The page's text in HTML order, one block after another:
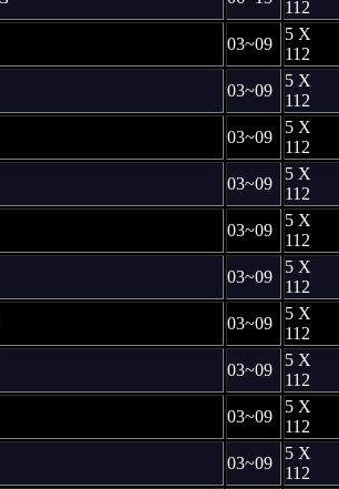
112
03~09
5 X
112
03~09
5 X
112
03~09
5 X
112
03~09
5 X
112
03~09
5 X
112
03~09
5 X
112
03~09
5 X
112
03~09
5 X
112
03~09
5 X
112
03~09
5 X
112